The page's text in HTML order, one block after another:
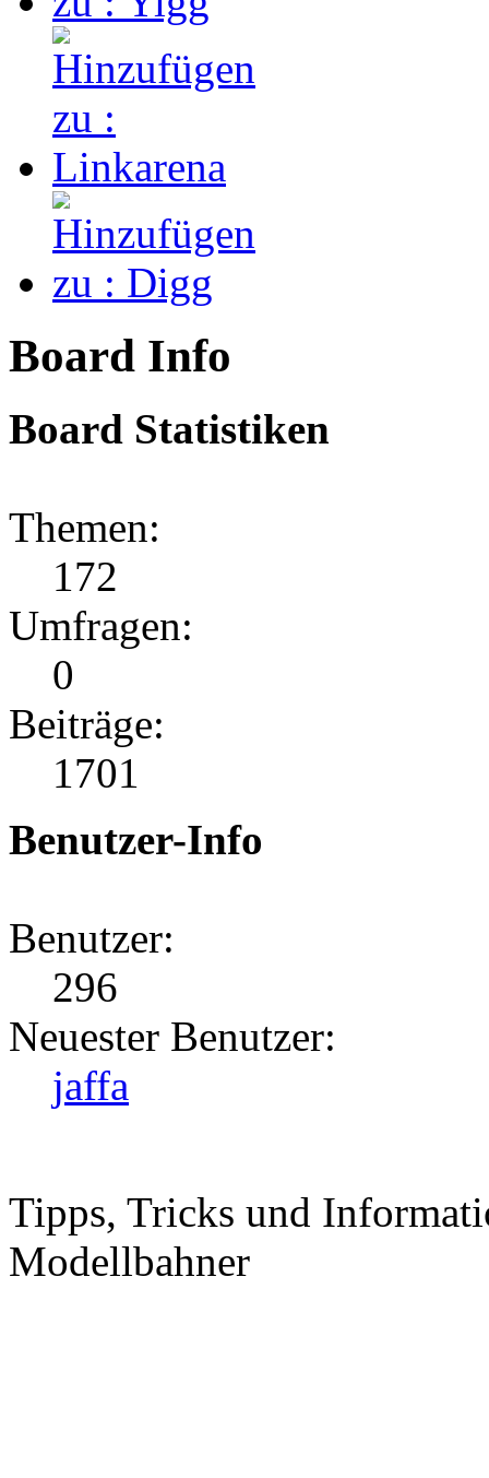
Board Info
Board Statistiken
Themen:
172
Umfragen:
0
Beiträge:
1701
Benutzer-Info
Benutzer:
296
Neuester Benutzer:
jaffa
Tipps, Tricks und
Modellbahner